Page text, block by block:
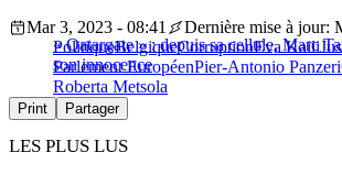
« Qatargate » : depuis sa cellule, Marc
son innocence
Mar 3, 2023 - 08:41
Dernière mise à jour:
PolitiqueBelgiqueCorruptionEva Kaili
Parlement EuropéenPier-Antonio Panzeri
Roberta Metsola
Print Partager
LES PLUS LUS